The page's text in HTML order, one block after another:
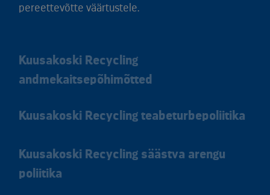
pereettevõtte väärtustele.
Kuusakoski Recycling
andmekaitsepõhimõtted
Kuusakoski Recycling teabeturbepoliitika
Kuusakoski Recycling säästva arengu
poliitika